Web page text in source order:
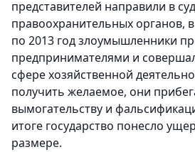
представителей направили в
правоохранительных органов,
по 2013 год злоумышленники
предпринимателями и
сфере хозяйственной
получить желаемое, они
вымогательству и
итоге государство понесло
размере.